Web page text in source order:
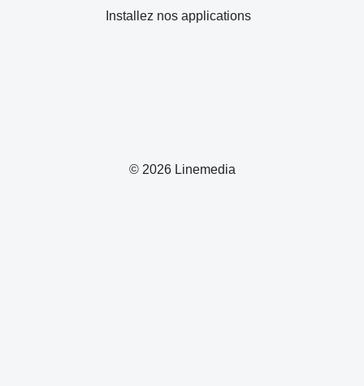
© 2026 Linemedia
Installez nos applications